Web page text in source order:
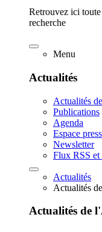
Retrouvez ici
recherche
Menu
Actualités
Actualités
Publications
Agenda
Espace
Newsletter
Flux RSS et
Actualités
Actualités
Actualités de